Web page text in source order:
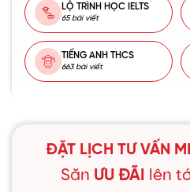
LỘ TRÌNH HỌC IELTS
65 bài viết
TIẾNG ANH THCS
663 bài viết
ĐẶT LỊCH TƯ VẤN
Săn ƯU ĐÃI lên